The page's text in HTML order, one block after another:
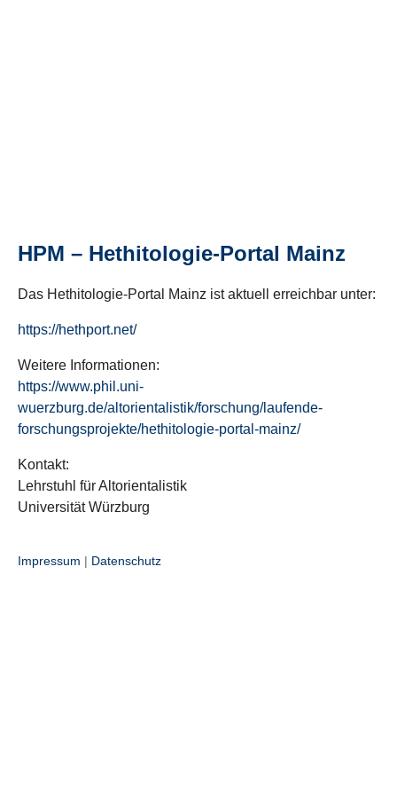
HPM – Hethitologie-Portal Mainz
Das Hethitologie-Portal Mainz ist aktuell erreichbar unter:
https://hethport.net/
Weitere Informationen:
https://www.phil.uni-
wuerzburg.de/altorientalistik/forschung/laufende-
forschungsprojekte/hethitologie-portal-mainz/
Kontakt:
Lehrstuhl für Altorientalistik
Universität Würzburg
Impressum | Datenschutz